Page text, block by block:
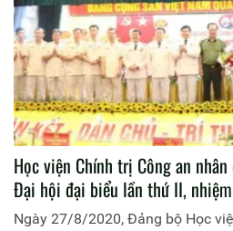
Học viện Chính trị Công an
Đại hội đại biểu lần thứ II,
Ngày 27/8/2020, Đảng bộ Học